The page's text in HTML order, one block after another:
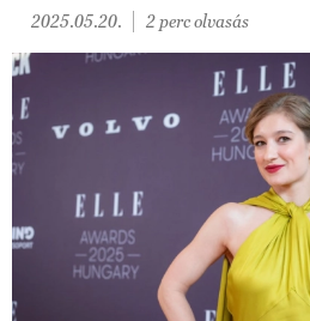
2025.05.20. 2 perc olvasás